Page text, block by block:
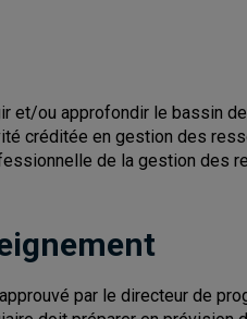
et/ou approfondir le bassin
créditée en gestion des
de la gestion des
par le directeur de